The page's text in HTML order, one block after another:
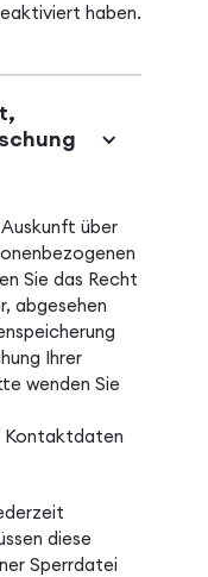
haben.
über
Sie das Recht
abgesehen
Ihrer
wenden Sie
Kontaktdaten
diese
Sperrdatei